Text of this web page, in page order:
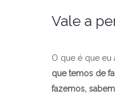
Vale a
O que é que eu
que temos de
fazemos,